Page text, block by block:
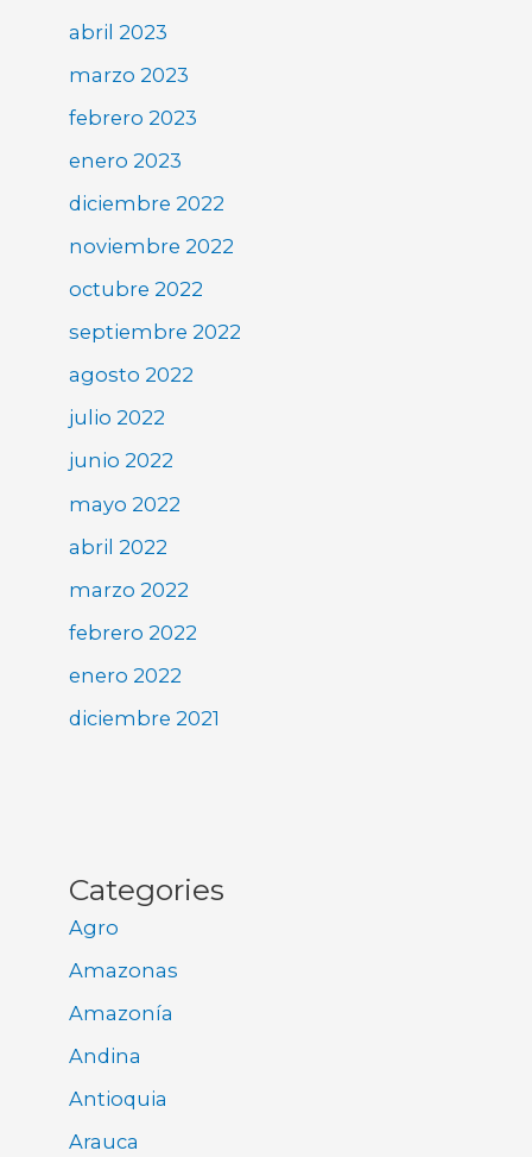
abril 2023
marzo 2023
febrero 2023
enero 2023
diciembre 2022
noviembre 2022
octubre 2022
septiembre 2022
agosto 2022
julio 2022
junio 2022
mayo 2022
abril 2022
marzo 2022
febrero 2022
enero 2022
diciembre 2021
Categories
Agro
Amazonas
Amazonía
Andina
Antioquia
Arauca